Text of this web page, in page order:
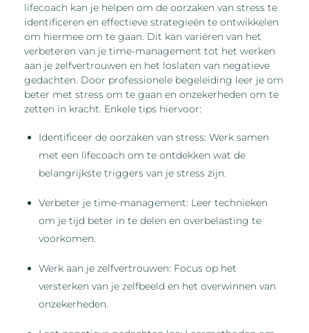
lifecoach kan je helpen om de oorzaken van stress te
identificeren en effectieve strategieën te ontwikkelen
om hiermee om te gaan. Dit kan variëren van het
verbeteren van je time-management tot het werken
aan je zelfvertrouwen en het loslaten van negatieve
gedachten. Door professionele begeleiding leer je om
beter met stress om te gaan en onzekerheden om te
zetten in kracht. Enkele tips hiervoor:
Identificeer de oorzaken van stress: Werk samen
met een lifecoach om te ontdekken wat de
belangrijkste triggers van je stress zijn.
Verbeter je time-management: Leer technieken
om je tijd beter in te delen en overbelasting te
voorkomen.
Werk aan je zelfvertrouwen: Focus op het
versterken van je zelfbeeld en het overwinnen van
onzekerheden.